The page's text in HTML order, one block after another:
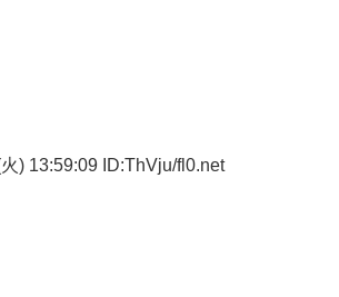
火) 13:59:09 ID:ThVju/fl0.net